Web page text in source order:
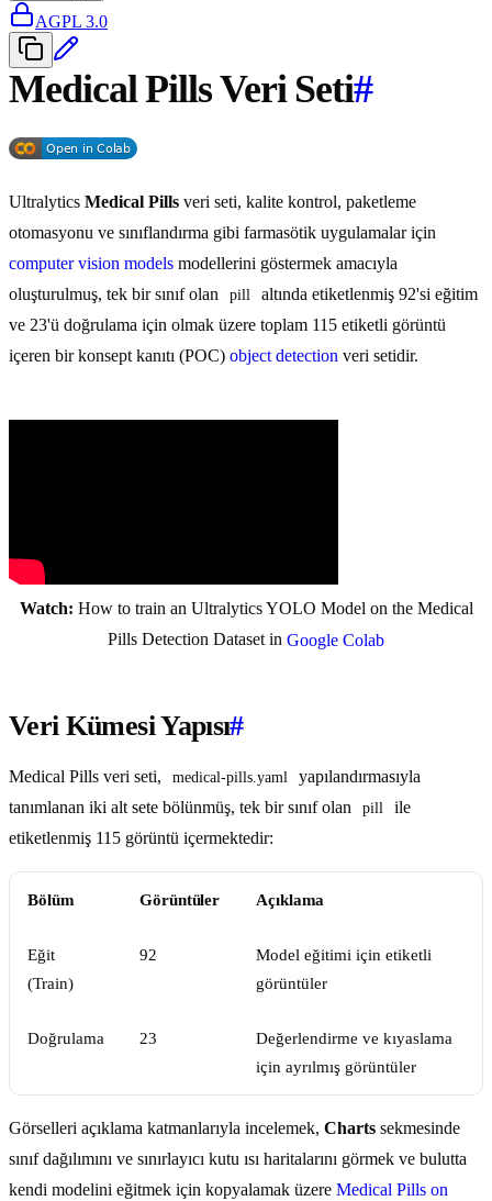
AGPL 3.0
Medical Pills Veri Seti#
Ultralytics Medical Pills veri seti, kalite kontrol, paketleme
otomasyonu ve sınıflandırma gibi farmasötik uygulamalar için
computer vision models modellerini göstermek amacıyla
oluşturulmuş, tek bir sınıf olan
pill
altında etiketlenmiş 92'si eğitim
ve 23'ü doğrulama için olmak üzere toplam 115 etiketli görüntü
içeren bir konsept kanıtı (POC) object detection veri setidir.
Watch: How to train an Ultralytics YOLO Model on the Medical
Pills Detection Dataset in Google Colab
Veri Kümesi Yapısı#
Medical Pills veri seti, medical-pills.yaml
yapılandırmasıyla
tanımlanan iki alt sete bölünmüş, tek bir sınıf olan
pill
ile
etiketlenmiş 115 görüntü içermektedir:
Bölüm Görüntüler Açıklama
Eğit
(Train)
92
Model eğitimi için etiketli
görüntüler
Doğrulama 23
Değerlendirme ve kıyaslama
için ayrılmış görüntüler
Görselleri açıklama katmanlarıyla incelemek, Charts sekmesinde
sınıf dağılımını ve sınırlayıcı kutu ısı haritalarını görmek ve bulutta
kendi modelini eğitmek için kopyalamak üzere Medical Pills on